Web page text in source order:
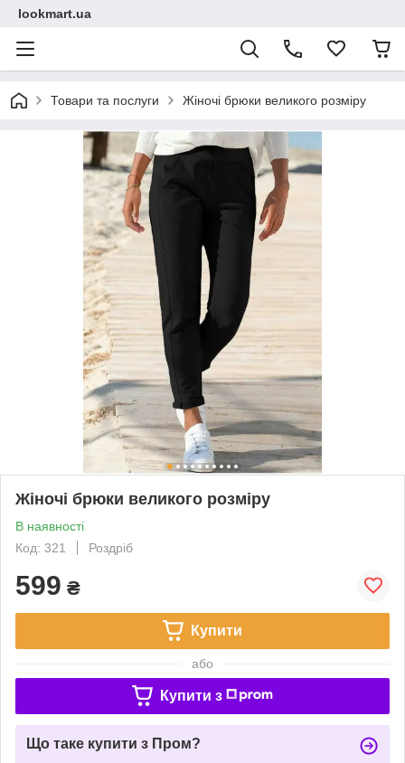
lookmart.ua
Товари та послуги Жіночі брюки великого розміру
Жіночі брюки великого розміру
В наявності
Код: 321
Роздріб
599 ₴
Купити
або
Купити з
Що таке купити з Пром?